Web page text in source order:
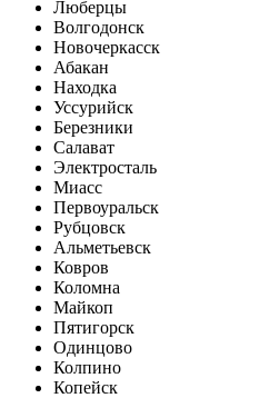
Люберцы
Волгодонск
Новочеркасск
Абакан
Находка
Уссурийск
Березники
Салават
Электросталь
Миасс
Первоуральск
Рубцовск
Альметьевск
Ковров
Коломна
Майкоп
Пятигорск
Одинцово
Колпино
Копейск